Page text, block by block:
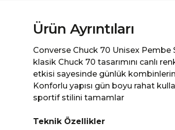
Ürün Ayrıntıları
Converse Chuck 70 Unisex
klasik Chuck 70 tasarımını canlı
etkisi sayesinde günlük
Konforlu yapısı gün boyu rahat
sportif stilini tamamlar
Teknik Özellikler